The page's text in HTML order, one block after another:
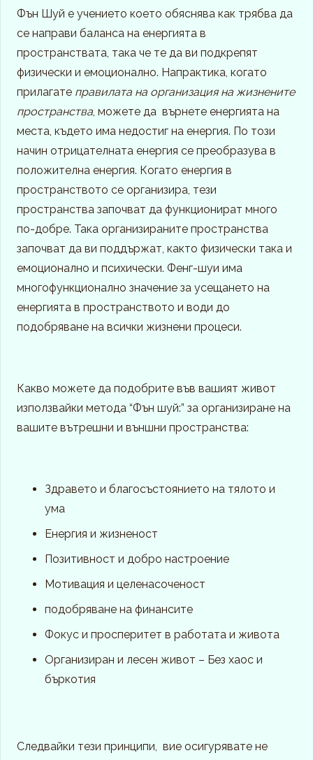
Фън Шуй е учението което обяснява как трябва да
се направи баланса на енергията в
пространствата, така че те да ви подкрепят
физически и емоционално. Напрактика, когато
прилагате правилата на организация на жизнените
пространства, можете да върнете енергията на
места, където има недостиг на енергия. По този
начин отрицателната енергия се преобразува в
положителна енергия. Когато енергия в
пространството се организира, тези
пространства започват да функционират много
по-добре. Така организираните пространства
започват да ви поддържат, както физически така и
емоционално и психически. Фенг-шуи има
многофункционално значение за усещането на
енергията в пространството и води до
подобряване на всички жизнени процеси.
Какво можете да подобрите във вашият живот
използвайки метода “Фън шуй:” за организиране на
вашите вътрешни и външни пространства:
Здравето и благосъстоянието на тялото и
ума
Енергия и жизненост
Позитивност и добро настроение
Мотивация и целенасоченост
подобряване на финансите
Фокус и просперитет в работата и живота
Организиран и лесен живот – Без хаос и
бъркотия
Следвайки тези принципи, вие осигурявате не